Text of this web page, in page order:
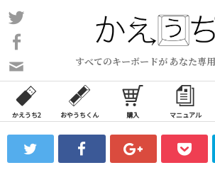
コ
ン
ン
ツ
ス
ッ
すべてのキーボードが あなた専
い
合
わ
フ
ォ
かえうち2 おやうちくん 購入 マニュアル